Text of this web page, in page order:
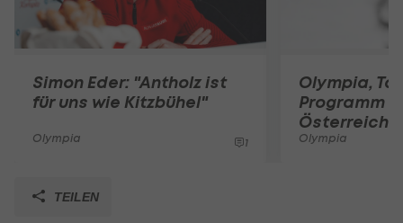
Simon Eder: "Antholz ist
für uns wie Kitzbühel"
Olympia 1
Olympia,
Programm
Olympia
TEILEN